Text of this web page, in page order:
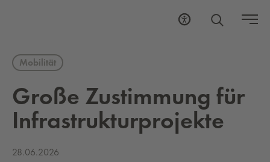
Mobilität
Große Zu­stim­mung für
In­fra­struk­tur­pro­jek­te
28.06.2026